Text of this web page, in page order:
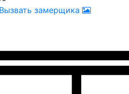
Вызвать замерщика